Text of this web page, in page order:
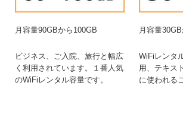
月容量90GBから100GB
ビジネス、ご入院、旅行と幅広
く利用されています。１番人気
のWiFiレンタル容量です。
月容量
WiFiレンタ
用、テキス
に使われる